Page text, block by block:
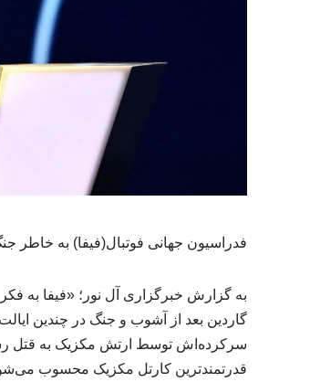
فدراسیون جهانی فوتبال(فیفا) به خاطر
به گزارش خبرگزاری آل نور؛ «فیفا به
قدرتمندترین کارتل مکزیک محسوب